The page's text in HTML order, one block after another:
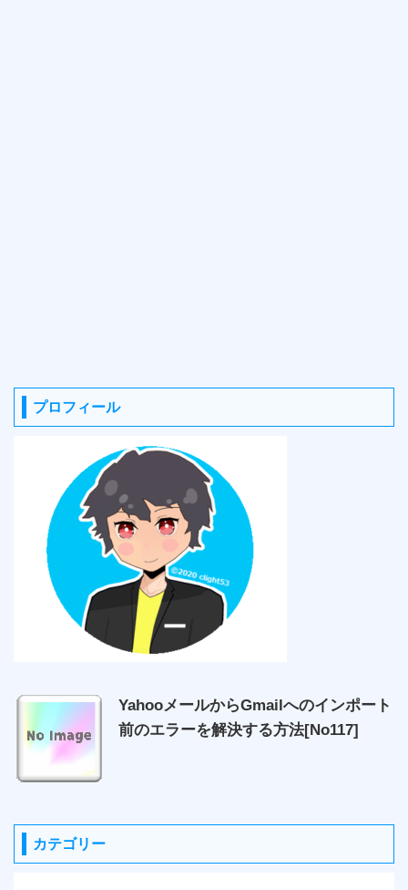
プロフィール
YahooメールからGmailへのインポート
前のエラーを解決する方法[No117]
カテゴリー